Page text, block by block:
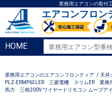
業務用エアコンの取付
エアコンフロン
HOME
業務用エアコンのエアコンフロンティア
天井
PLZ-ERMP63LER 三菱電機 スリムER 業務
馬力 三相200V ワイヤードリモコン ムーブア